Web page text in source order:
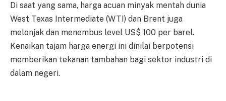
Di saat yang sama, harga acuan minyak mentah dunia
West Texas Intermediate (WTI) dan Brent juga
melonjak dan menembus level US$ 100 per barel.
Kenaikan tajam harga energi ini dinilai berpotensi
memberikan tekanan tambahan bagi sektor industri di
dalam negeri.